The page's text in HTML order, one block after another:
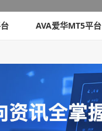
AVA爱华MT5平台